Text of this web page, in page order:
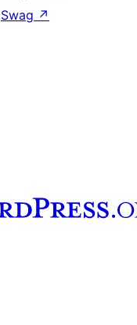
Swag ↗